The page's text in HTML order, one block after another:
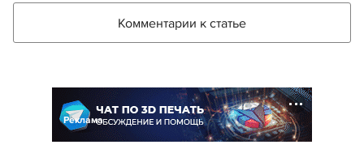
Комментарии к статье
Реклама